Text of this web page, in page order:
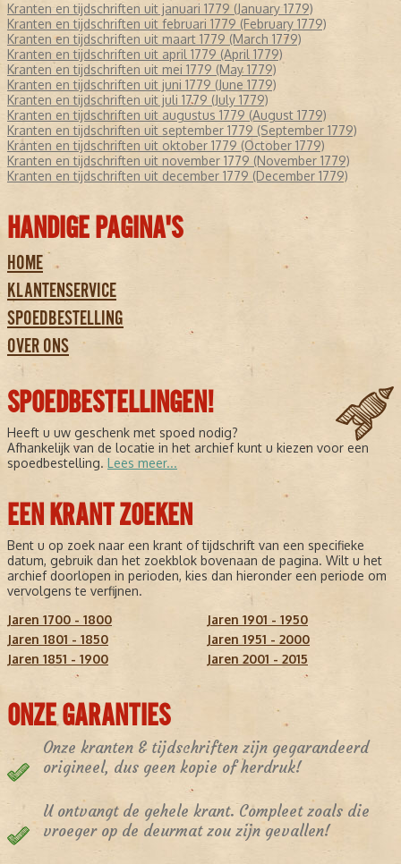
Kranten en tijdschriften uit januari 1779 (January 1779)
Kranten en tijdschriften uit februari 1779 (February 1779)
Kranten en tijdschriften uit maart 1779 (March 1779)
Kranten en tijdschriften uit april 1779 (April 1779)
Kranten en tijdschriften uit mei 1779 (May 1779)
Kranten en tijdschriften uit juni 1779 (June 1779)
Kranten en tijdschriften uit juli 1779 (July 1779)
Kranten en tijdschriften uit augustus 1779 (August 1779)
Kranten en tijdschriften uit september 1779 (September 1779)
Kranten en tijdschriften uit oktober 1779 (October 1779)
Kranten en tijdschriften uit november 1779 (November 1779)
Kranten en tijdschriften uit december 1779 (December 1779)
HANDIGE PAGINA'S
HOME
KLANTENSERVICE
SPOEDBESTELLING
OVER ONS
SPOEDBESTELLINGEN!
Heeft u uw geschenk met spoed nodig?
Afhankelijk van de locatie in het archief kunt u kiezen voor een
spoedbestelling. Lees meer...
EEN KRANT ZOEKEN
Bent u op zoek naar een krant of tijdschrift van een specifieke
datum, gebruik dan het zoekblok bovenaan de pagina. Wilt u het
archief doorlopen in perioden, kies dan hieronder een periode om
vervolgens te verfijnen.
Jaren 1700 - 1800
Jaren 1801 - 1850
Jaren 1851 - 1900
Jaren 1901 - 1950
Jaren 1951 - 2000
Jaren 2001 - 2015
ONZE GARANTIES
Onze kranten & tijdschriften zijn gegarandeerd
origineel, dus geen kopie of herdruk!
U ontvangt de gehele krant. Compleet zoals die
vroeger op de deurmat zou zijn gevallen!